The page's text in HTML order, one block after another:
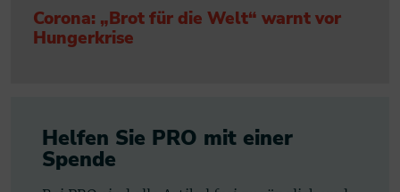
Corona: „Brot für die Welt“ warnt vor
Hungerkrise
Helfen Sie PRO mit einer
Spende